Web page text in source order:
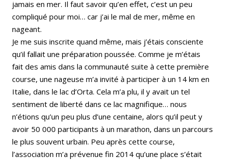
jamais en mer. Il faut savoir qu’en effet, c’est un peu
compliqué pour moi… car j’ai le mal de mer, même en
nageant.
Je me suis inscrite quand même, mais j’étais consciente
qu’il fallait une préparation poussée. Comme je m’étais
fait des amis dans la communauté suite à cette première
course, une nageuse m’a invité à participer à un 14 km en
Italie, dans le lac d’Orta. Cela m’a plu, il y avait un tel
sentiment de liberté dans ce lac magnifique… nous
n’étions qu’un peu plus d’une centaine, alors qu’il peut y
avoir 50 000 participants à un marathon, dans un parcours
le plus souvent urbain. Peu après cette course,
l’association m’a prévenue fin 2014 qu’une place s’était